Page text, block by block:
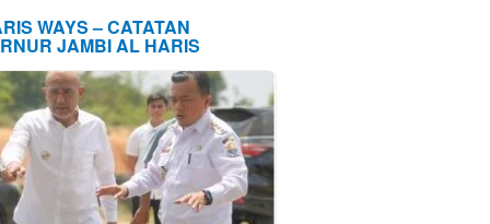
WAYS – CATATAN
JAMBI AL HARIS